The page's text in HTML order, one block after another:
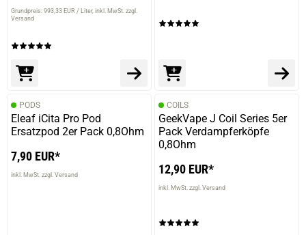
Grundpreis: 993,33 EUR / Liter inkl. MwSt. zzgl.
Versand
PODS
Eleaf iCita Pro Pod
Ersatzpod 2er Pack 0,8Ohm
7,90 EUR*
inkl. MwSt. zzgl. Versand
COILS
GeekVape J Coil Series 5er
Pack Verdampferköpfe
0,8Ohm
12,90 EUR*
inkl. MwSt. zzgl. Versand